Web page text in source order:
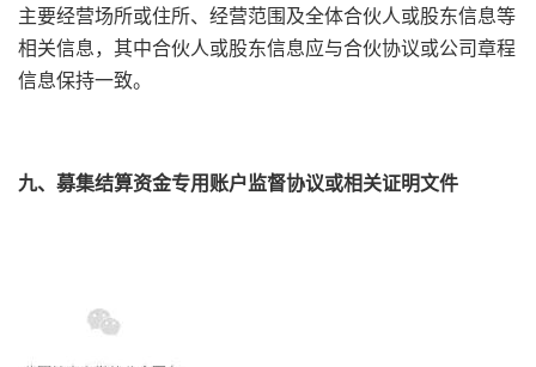
主要经营场所或住所、经营范围及全体合伙人或股东信息等
相关信息，其中合伙人或股东信息应与合伙协议或公司章程
信息保持一致。
九、募集结算资金专用账户监督协议或相关证明文件